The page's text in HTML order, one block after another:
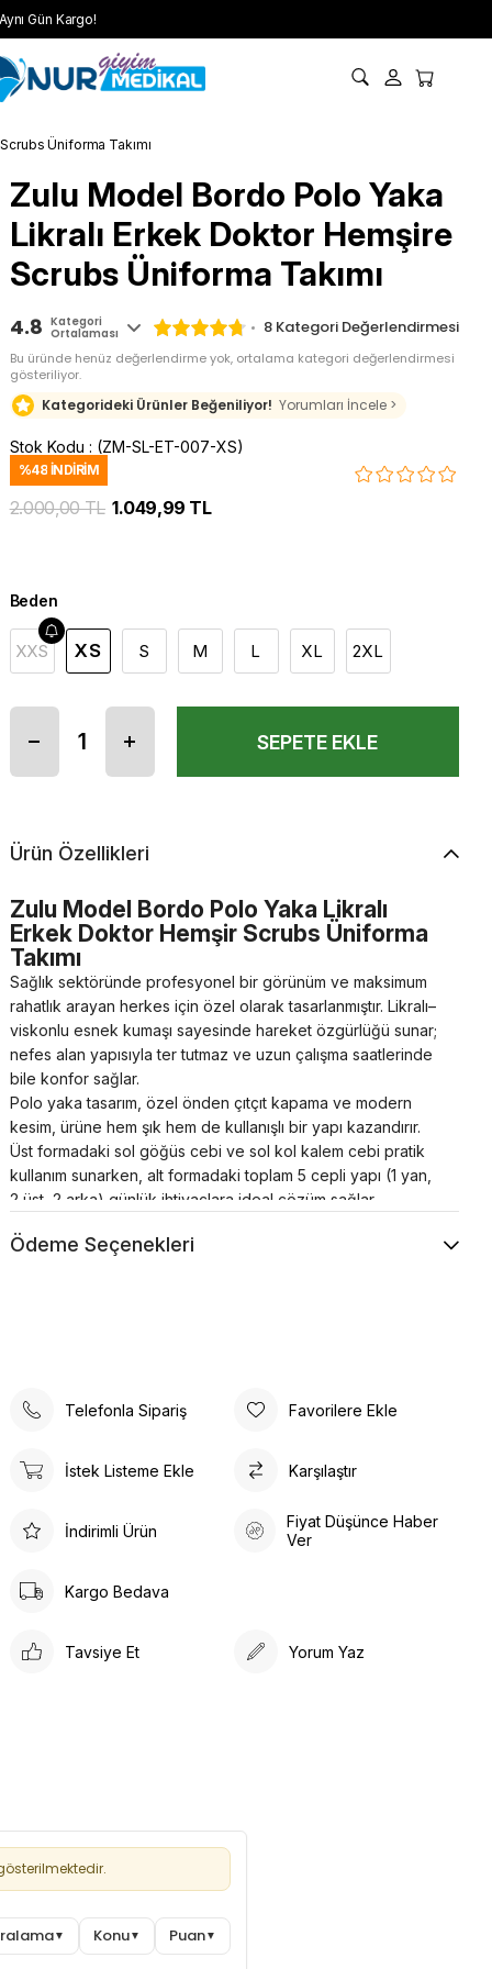
Gün Kargo!
Üniforma Takımı
Zulu Model Bordo Polo Yaka
Likralı Erkek Doktor Hemşire
Scrubs Üniforma Takımı
4.8 Kategori
Ortalaması 8 Kategori Değerlendirmesi
Bu üründe henüz değerlendirme yok, ortalama kategori değerlendirmesi
gösteriliyor.
Kategorideki Ürünler Beğeniliyor! Yorumları İncele >
Stok Kodu (ZM-SL-ET-007-XS)
%48 İNDIRIM
2.000,00 TL 1.049,99 TL
Beden
XXS XS S M L XL 2XL
Ürün Özellikleri
Zulu Model Bordo Polo Yaka Likralı
Erkek Doktor Hemşir Scrubs Üniforma
Takımı
Sağlık sektöründe profesyonel bir görünüm ve maksimum
rahatlık arayan herkes için özel olarak tasarlanmıştır. Likralı–
viskonlu esnek kumaşı sayesinde hareket özgürlüğü sunar;
nefes alan yapısıyla ter tutmaz ve uzun çalışma saatlerinde
bile konfor sağlar.
Polo yaka tasarım, özel önden çıtçıt kapama ve modern
kesim, ürüne hem şık hem de kullanışlı bir yapı kazandırır.
Üst formadaki sol göğüs cebi ve sol kol kalem cebi pratik
kullanım sunarken, alt formadaki toplam 5 cepli yapı (1 yan,
2 üst, 2 arka) günlük ihtiyaçlara ideal çözüm sağlar.
veteriner, paramedik, ATT, laborant, röntgen
⭐Teknik Özellikler
%72 Polyester – %25 Viskon – %3 Likra
Dayanıklı ve formu uzun süre koruyan yapı
Üst Forma Özellikleri
Polo yaka
Sol göğüste 1 cep
2 üst cep
Esnek, konforlu kullanım
Günlük yoğun tempoya uygun
Genel Ürün Detayları
Ödeme Seçenekleri
Telefonla Sipariş Favorilere Ekle
İstek Listeme Ekle Karşılaştır
İndirimli Ürün
Fiyat Düşünce Haber
Ver
Kargo Bedava
Tavsiye Et Yorum Yaz
▼ Konu▼ Puan▼